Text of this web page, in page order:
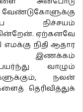
நிச்சயம்
ஏற்கனவே
நிதி ஆதார
இணக்கம்
வாழும்
நலன்
தெரிவித்துக்